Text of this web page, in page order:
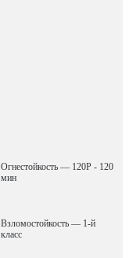
Огнестойкость — 120P - 120
мин
Взломостойкость — 1-й
класс